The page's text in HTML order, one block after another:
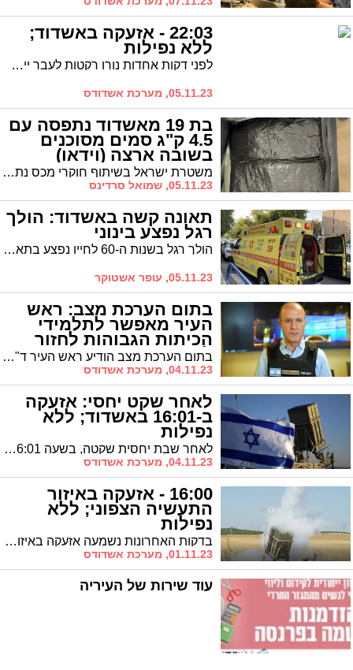
22:03 - אזעקה באשדוד;
ללא נפילות
לפני דקות אחדות נורו רקטות לעבר יישובים רבים בגוש דן והשפלה, גם לעבר אשדוד. מעירית אשדוד נמסר כי הירי הסתיים ללא נפילות וללא נזקים
05.11.23, מערכת אשדודס
בת 19 מאשדוד נתפסה עם
4.5 ק"ג סמים מסוכנים
בשובה ארצה (וידאו)
משטרת ישראל בשיתוף חוקרי מכס נתב"ג סיכלו ייבוא סמים מסוג במשקל של כ-4.5 ק"ג שהוסלקו בדופן כפולה במזוודה של בת 19 מאשדוד. החשודה נעצרה והיום בית המשפט האריך את מעצרה בחמישה ימים
05.11.23, שמואל סרדינס
תאונה קשה באשדוד: הולך
רגל נפצע בינוני
הולך רגל בשנות ה-60 לחייו נפצע בתאונת דרכים במעורבות רכב ברחוב הבנים באשדוד. צוותי ההצלה העניקו לו טיפול רפואי ראשוני, והוא פונה להמשך טיפול באסותא כשמצבו מוגדר בינוני
05.11.23, עופר אשטוקר
בתום הערכת מצב: ראש
העיר מאפשר לתלמידי
הכיתות הגבוהות לחזור
למוסדות החינוך (וידאו) בתום הערכת מצב הודיע ראש העיר ד"ר לסרי כי בשלב הראשון יוחזרו כיתות יא׳ יב׳ בכל מערכת החינוך בעיר. בנוסף, החל ממחר, יתחילו לפעול מסגרות פרטניות בחינוך המיוחד
04.11.23, מערכת אשדודס
לאחר שקט יחסי: אזעקה
ב-16:01 באשדוד; ללא
נפילות
לאחר שבת יחסית שקטה, בשעה 16:01 נורו טילים לאשדוד שיורטו על ידי מערכת כיפת ברזל. לא היו נפילות ולא אירע נזק. במקביל לפני צאת השבת שוגרה רקטה לערבה שיורטה על ידי מערכת 'חץ' של ההגנה האווירית. חמאס: "שיגרנו רקטת 'עיאש' עם טווח של 250 קילומטר, הטווח הארוך ביותר שהגענו אליו עד כה"
04.11.23, מערכת אשדודס
16:00 - אזעקה באיזור
התעשיה הצפוני; ללא
נפילות
בדקות האחרונות נשמעה אזעקה באיזור התעשיה הצפוני באשדוד. לא אירעו נפילות ולא נגרם נזק. בשעות הבוקר נורו רקטות לעבר העיר וכתוצאה מהיירוטים רסיסים נפלו באיזור התעשיה וברובע ג' וגרמו נזק לרכבים
01.11.23, מערכת אשדודס
עוד שירות של העיריה